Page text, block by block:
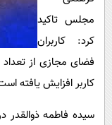
مجلس تاکید
کرد: کاربران
کاربر افزایش یافته
سیده فاطمه